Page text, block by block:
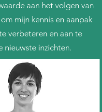
aan het volgen van
mijn kennis en aanpak
verbeteren en aan te
nieuwste inzichten.